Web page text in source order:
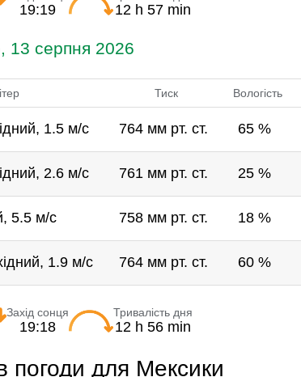
19:19 12 h 57 min
13 серпня 2026
Тиск Вологість
1.5 м/с 764 мм рт. ст. 65 %
2.6 м/с 761 мм рт. ст. 25 %
5.5 м/с 758 мм рт. ст. 18 %
1.9 м/с 764 мм рт. ст. 60 %
Захід сонця
19:18
Тривалість дня
12 h 56 min
погоди для Мексики